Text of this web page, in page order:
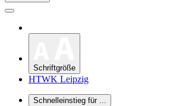
Schriftgröße
HTWK Leipzig
Schnelleinstieg für ...